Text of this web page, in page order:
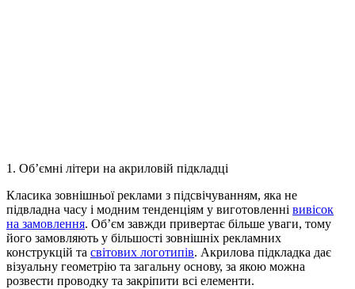
1. Об’ємні літери на акриловій підкладці
Класика зовнішньої реклами з підсвічуванням, яка не
підвладна часу і модним тенденціям у виготовленні вивісок
на замовлення. Об’єм завжди привертає більше уваги, тому
його замовляють у більшості зовнішніх рекламних
конструкцій та світових логотипів. Акрилова підкладка дає
візуальну геометрію та загальну основу, за якою можна
розвести проводку та закріпити всі елементи.